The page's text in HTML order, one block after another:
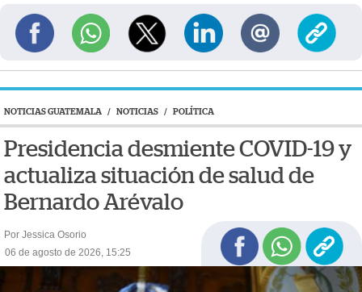
NOTICIAS GUATEMALA / NOTICIAS / POLÍTICA
Presidencia desmiente COVID-19 y
actualiza situación de salud de
Bernardo Arévalo
Por Jessica Osorio
06 de agosto de 2026, 15:25